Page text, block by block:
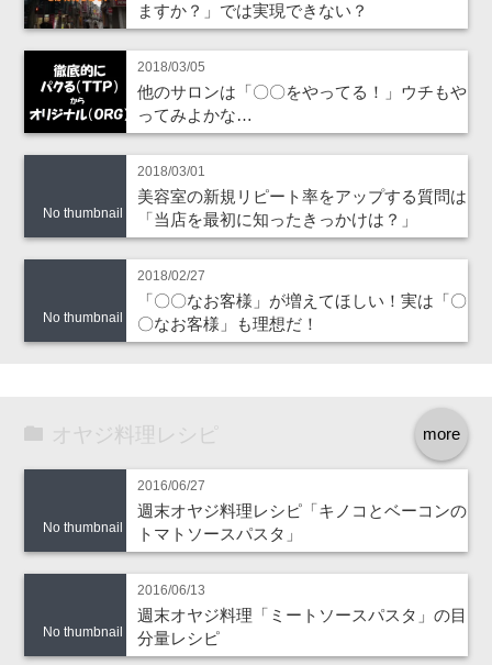
ますか？」では実現できない？
2018/03/05
他のサロンは「〇〇をやってる！」ウチもや
ってみよかな…
No thumbnail
2018/03/01
美容室の新規リピート率をアップする質問は
「当店を最初に知ったきっかけは？」
No thumbnail
2018/02/27
「〇〇なお客様」が増えてほしい！実は「〇
〇なお客様」も理想だ！
more
オヤジ料理レシピ
No thumbnail
2016/06/27
週末オヤジ料理レシピ「キノコとベーコンの
トマトソースパスタ」
No thumbnail
2016/06/13
週末オヤジ料理「ミートソースパスタ」の目
分量レシピ